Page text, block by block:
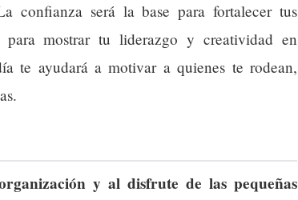
confianza será la base para fortalecer tus
mostrar tu liderazgo y creatividad en
te ayudará a motivar a quienes te rodean,
y al disfrute de las pequeñas